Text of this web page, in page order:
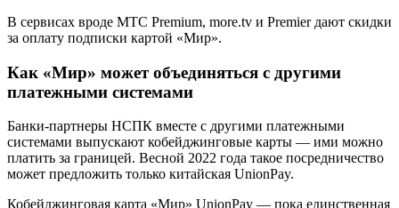
В сервисах вроде МТС Premium, more.tv и Premier дают скидки
за оплату подписки картой «Мир».
Как «Мир» может объединяться с другими
платежными системами
Банки-партнеры НСПК вместе с другими платежными
системами выпускают кобейджинговые карты — ими можно
платить за границей. Весной 2022 года такое посредничество
может предложить только китайская UnionPay.
Кобейджинговая карта «Мир» UnionPay — пока единственная